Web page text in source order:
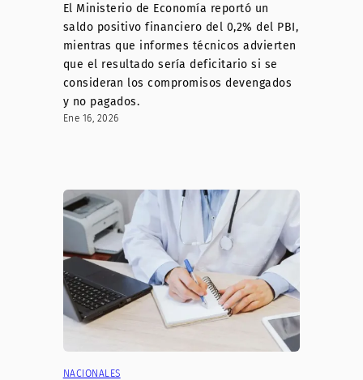
El Ministerio de Economía reportó un
saldo positivo financiero del 0,2% del PBI,
mientras que informes técnicos advierten
que el resultado sería deficitario si se
consideran los compromisos devengados
y no pagados.
Ene 16, 2026
NACIONALES